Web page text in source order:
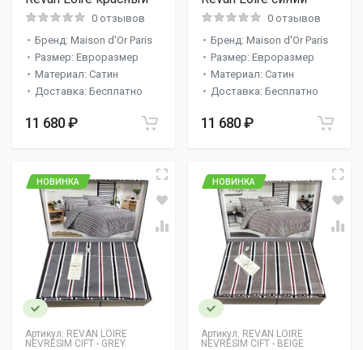
0 отзывов
Бренд: Maison d'Or Paris
Размер: Евроразмер
Материал: Сатин
Доставка: Бесплатно
11 680 ₽
0 отзывов
Бренд: Maison d'Or Paris
Размер: Евроразмер
Материал: Сатин
Доставка: Бесплатно
11 680 ₽
Артикул: REVAN LOIRE
NEVRESIM CIFT - GREY
НОВИНКА
Артикул: REVAN LOIRE
NEVRESIM CIFT - BEIGE
НОВИНКА